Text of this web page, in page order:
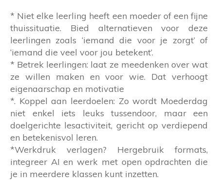
* Niet elke leerling heeft een moeder of een fijne
thuissituatie. Bied alternatieven voor deze
leerlingen zoals ‘iemand die voor je zorgt’ of
‘iemand die veel voor jou betekent’.
* Betrek leerlingen: laat ze meedenken over wat
ze willen maken en voor wie. Dat verhoogt
eigenaarschap en motivatie
*. Koppel aan leerdoelen: Zo wordt Moederdag
niet enkel iets leuks tussendoor, maar een
doelgerichte lesactiviteit, gericht op verdiepend
en betekenisvol leren.
*Werkdruk verlagen? Hergebruik formats,
integreer AI en werk met open opdrachten die
je in meerdere klassen kunt inzetten.